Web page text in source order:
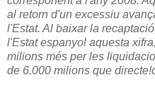
al retorn d'un excessiu
l'Estat. Al baixar la
l'Estat espanyol aquesta
milions més per les
de 6.000 milions que